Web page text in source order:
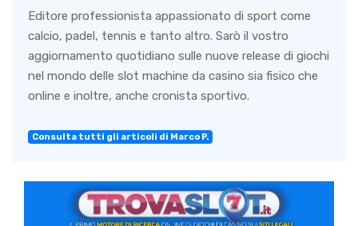
Editore professionista appassionato di sport come
calcio, padel, tennis e tanto altro. Sarò il vostro
aggiornamento quotidiano sulle nuove release di giochi
nel mondo delle slot machine da casino sia fisico che
online e inoltre, anche cronista sportivo.
Consulta tutti gli articoli di Marco P.